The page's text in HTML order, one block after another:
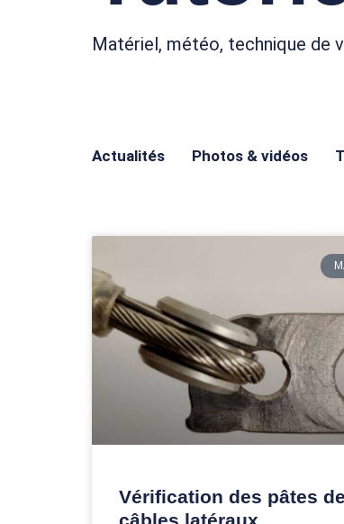
Matériel, météo, technique de
Actualités Photos & vidéos
Vérification des pâtes de